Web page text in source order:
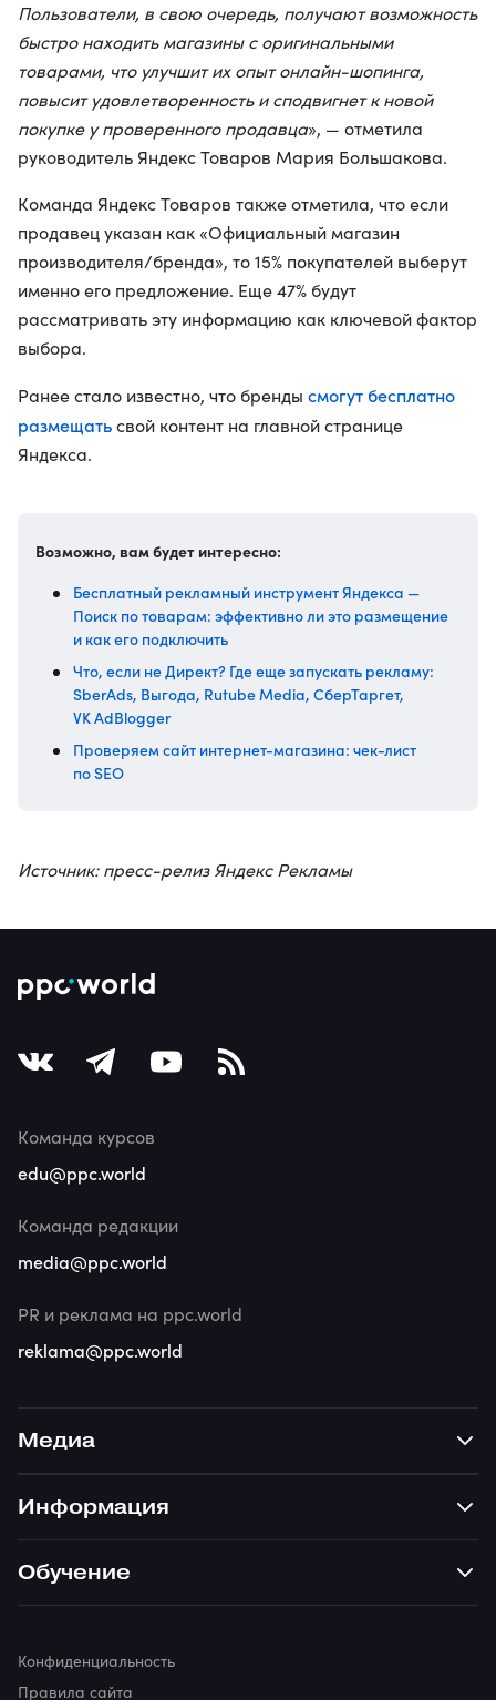
Пользователи, в свою очередь, получают возможность
быстро находить магазины с оригинальными
товарами, что улучшит их опыт онлайн-шопинга,
повысит удовлетворенность и сподвигнет к новой
покупке у проверенного продавца», — отметила
руководитель Яндекс Товаров Мария Большакова.
Команда Яндекс Товаров также отметила, что если
продавец указан как «Официальный магазин
производителя/бренда», то 15% покупателей выберут
именно его предложение. Еще 47% будут
рассматривать эту информацию как ключевой фактор
выбора.
Ранее стало известно, что бренды смогут бесплатно
размещатьсвой контент на главной странице
Яндекса.
Возможно, вам будет интересно:
Бесплатный рекламный инструмент Яндекса —
Поиск по товарам: эффективно ли это размещение
и как его подключить
Что, если не Директ? Где еще запускать рекламу:
SberAds, Выгода, Rutube Media, СберТаргет,
VK AdBlogger
Проверяем сайт интернет-магазина: чек-лист
по SEO
Источник: пресс-релиз Яндекс Рекламы
Медиа
Информация
Обучение
Команда курсов
edu@ppc.world
Команда редакции
media@ppc.world
PR и реклама на ppc.world
reklama@ppc.world
Конфиденциальность
Правила сайта